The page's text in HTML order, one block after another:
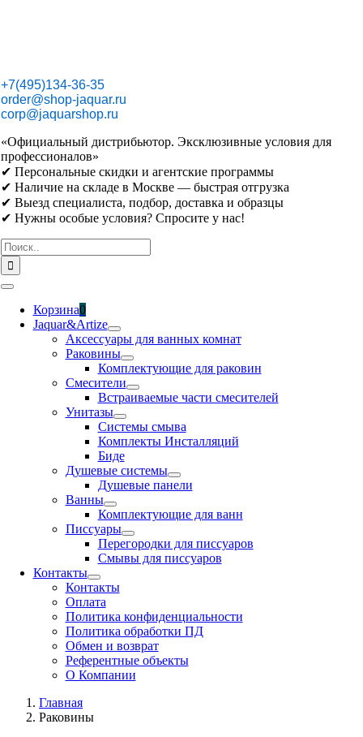
+7(495)134-36-35
order@shop-jaquar.ru
corp@jaquarshop.ru
«Официальный дистрибьютор. Эксклюзивные условия для
профессионалов»
✔ Персональные скидки и агентские программы
✔ Наличие на складе в Москве — быстрая отгрузка
✔ Выезд специалиста, подбор, доставка и образцы
✔ Нужны особые условия? Спросите у нас!
Результат
поиска:
Toggle
NavigationКорзина0
Jaquar&Artize
Аксессуары для ванных комнат
Раковины
Комплектующие для раковин
Смесители
Встраиваемые части смесителей
Унитазы
Системы смыва
Комплекты Инсталляций
Биде
Душевые системы
Душевые панели
Ванны
Комплектующие для ванн
Писсуары
Перегородки для писсуаров
Смывы для писсуаров
Контакты
Контакты
Оплата
Политика конфиденциальности
Политика обработки ПД
Обмен и возврат
Референтные объекты
О Компании
Главная
Раковины